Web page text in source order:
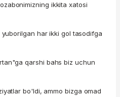
ikkita xatosi
har ikki gol tasodifga
qarshi bahs biz uchun
bo'ldi, ammo bizga omad